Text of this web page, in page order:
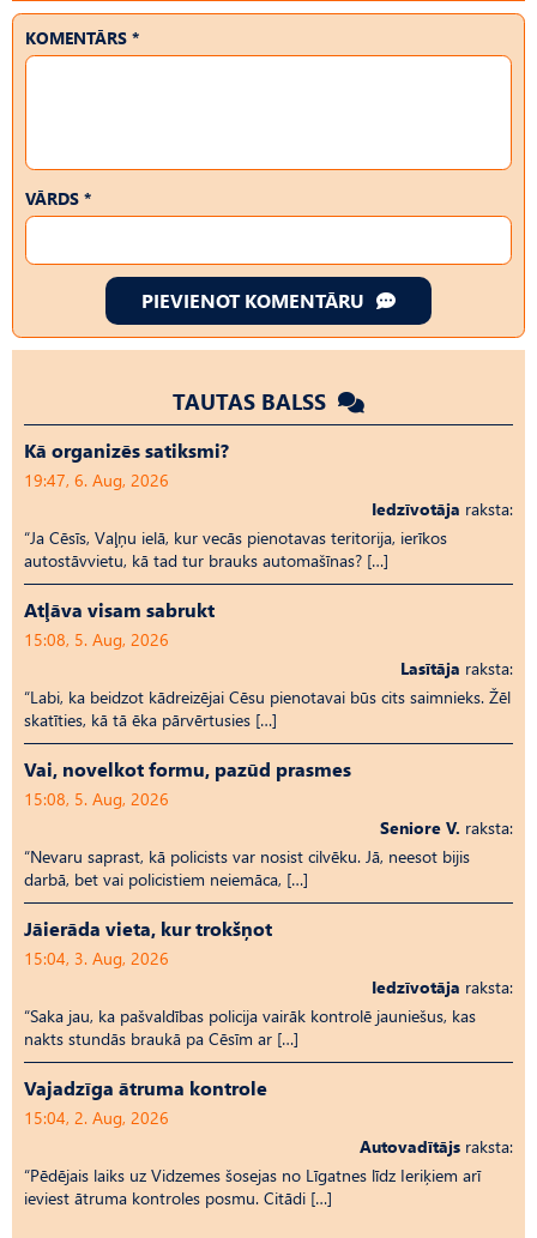
KOMENTĀRS *
VĀRDS *
PIEVIENOT KOMENTĀRU
TAUTAS BALSS
Kā organizēs satiksmi?
19:47, 6. Aug, 2026
Iedzīvotāja raksta:
“Ja Cēsīs, Vaļņu ielā, kur vecās pienotavas teritorija, ierīkos
autostāvvietu, kā tad tur brauks automašīnas? […]
Atļāva visam sabrukt
15:08, 5. Aug, 2026
Lasītāja raksta:
“Labi, ka beidzot kādreizējai Cēsu pienotavai būs cits saimnieks. Žēl
skatīties, kā tā ēka pārvērtusies […]
Vai, novelkot formu, pazūd prasmes
15:08, 5. Aug, 2026
Seniore V. raksta:
“Nevaru saprast, kā policists var nosist cilvēku. Jā, neesot bijis
darbā, bet vai policistiem neiemāca, […]
Jāierāda vieta, kur trokšņot
15:04, 3. Aug, 2026
Iedzīvotāja raksta:
“Saka jau, ka pašvaldības policija vairāk kontrolē jauniešus, kas
nakts stundās braukā pa Cēsīm ar […]
Vajadzīga ātruma kontrole
15:04, 2. Aug, 2026
Autovadītājs raksta:
“Pēdējais laiks uz Vid­ze­mes šosejas no Līgatnes līdz Ieriķiem arī
ieviest ātruma kontroles posmu. Citādi […]